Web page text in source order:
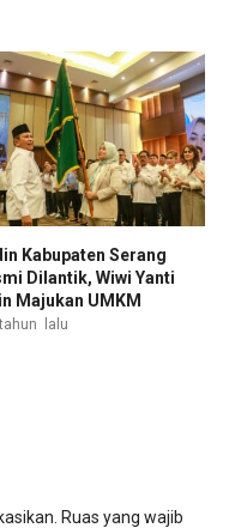
Kabupaten Serang
Dilantik, Wiwi Yanti
Majukan UMKM
lalu
Ruas yang wajib